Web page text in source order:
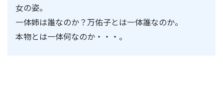
女の姿。
一体姉は誰なのか？万佑子とは一体誰なのか。
本物とは一体何なのか・・・。